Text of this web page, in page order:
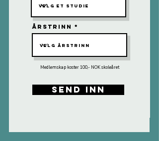
Årstrinn
Medlemskap koster 100,- NOK skoleåret
Send inn